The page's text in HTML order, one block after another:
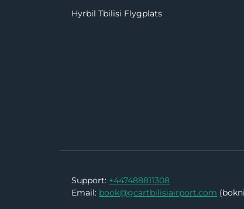
Hyrbil Tbilisi Flygplats
Support: +447488811308
Email: book@gcartbilisiairport.com